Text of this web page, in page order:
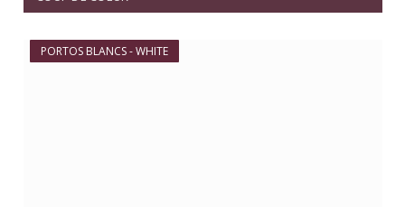
PORTOS BLANCS - WHITE